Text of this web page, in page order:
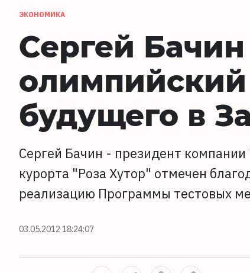
ЭКОНОМИКА
Сергей
будущего в
Сергей Бачин - президент
курорта "Роза Хутор" отмечен
реализацию Программы тестовых
03.05.2012 18:24:07